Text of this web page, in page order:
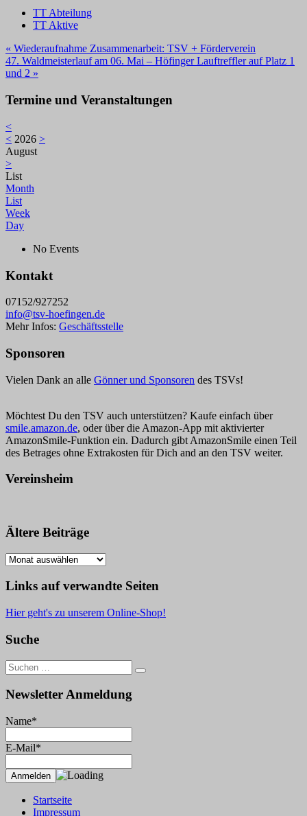
TT Abteilung
TT Aktive
Beitragsnavigation
« Wiederaufnahme Zusammenarbeit: TSV + Förderverein
47. Waldmeisterlauf am 06. Mai – Höfinger Lauftreffler auf Platz 1
und 2 »
Termine und Veranstaltungen
<
< 2026 >
August
>
List
Month
List
Week
Day
No Events
Kontakt
07152/927252
info@tsv-hoefingen.de
Mehr Infos: Geschäftsstelle
Sponsoren
Vielen Dank an alle Gönner und Sponsoren des TSVs!
Möchtest Du den TSV auch unterstützen? Kaufe einfach über
smile.amazon.de, oder über die Amazon-App mit aktivierter
AmazonSmile-Funktion ein. Dadurch gibt AmazonSmile einen Teil
des Betrages ohne Extrakosten für Dich and an den TSV weiter.
Vereinsheim
Ältere Beiträge
Ältere
Links auf verwandte Seiten
Hier geht's zu unserem Online-Shop!
Suche
Suche
nach:
Newsletter Anmeldung
Name*
E-Mail*
Startseite
Impressum